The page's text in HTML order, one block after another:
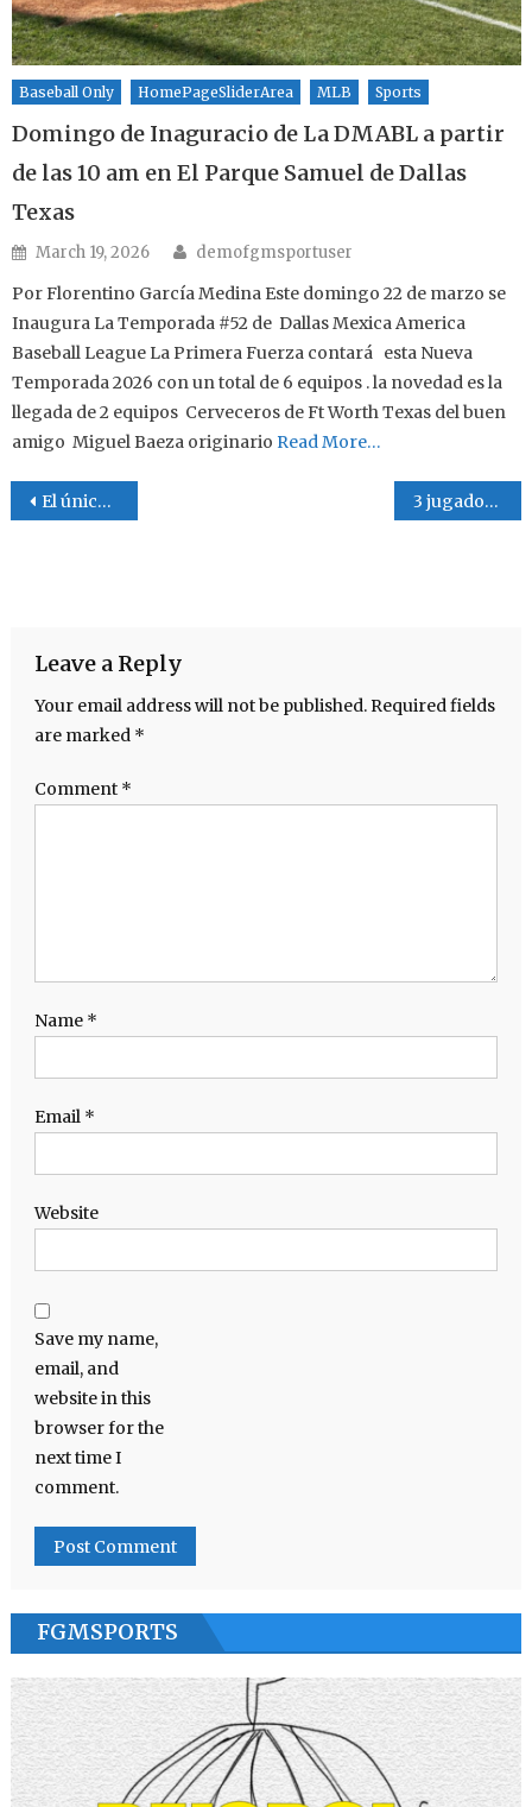
Baseball Only HomePageSliderArea MLB Sports
Domingo de Inaguracio de La DMABL a partir
de las 10 am en El Parque Samuel de Dallas
Texas
Posted on
March 19, 2026 Author
demofgmsportuser
Por Florentino García Medina Este domingo 22 de marzo se
Inaugura La Temporada #52 de Dallas Mexica America
Baseball League La Primera Fuerza contará esta Nueva
Temporada 2026 con un total de 6 equipos . la novedad es la
llegada de 2 equipos Cerveceros de Ft Worth Texas del buen
amigo Miguel Baeza originario Read More…
Post navigation
El único Ranger en El All Star Game 2025 3 jugadores nacidos en México al All Star Game 2025
Leave a Reply
Your email address will not be published. Required fields
are marked *
Comment *
Name *
Email *
Website
Save my name,
email, and
website in this
browser for the
next time I
comment.
FGMSPORTS